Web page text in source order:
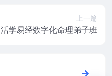
上一篇
活学易经数字化命理弟子班